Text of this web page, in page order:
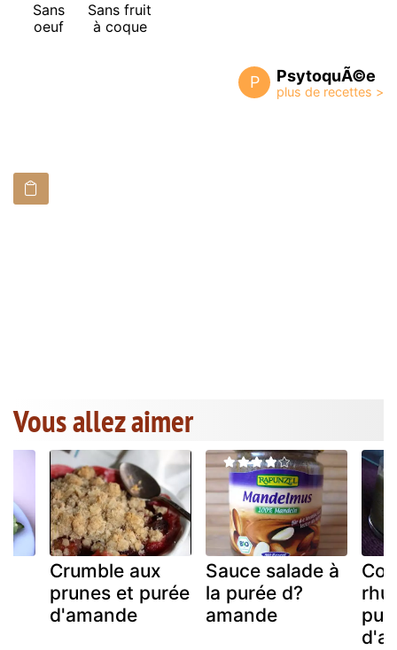
Sans
oeuf
Sans fruit
à coque
P PsytoquÃ©e
Vous allez aimer
Crumble aux
prunes et purée
d'amande
Sauce salade à
la purée d?
amande